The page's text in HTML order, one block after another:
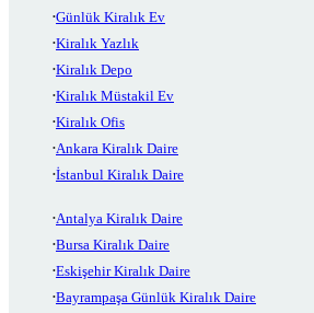
Günlük Kiralık Ev
Kiralık Yazlık
Kiralık Depo
Kiralık Müstakil Ev
Kiralık Ofis
Ankara Kiralık Daire
İstanbul Kiralık Daire
Antalya Kiralık Daire
Bursa Kiralık Daire
Eskişehir Kiralık Daire
Bayrampaşa Günlük Kiralık Daire